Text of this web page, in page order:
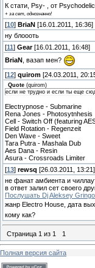
К стати, Psy- , от
+ за сет, однозначно!
[10] BriaN [16.01.2011, 16:36]
ну блоооть
[11 ] Gear[16.01.2011, 16:48]
BriaN , вазап мен?
[12] quirom [24.03.2011,
Quote (quirom)
если не трудно и если ты еще
Electrypnose - Submarine
Rena Jones - Photosytnhesis
Cell - Switch Off (featuring
Field Rotation - Regenzeit
Den Wave - Sweet
Tara Putra - Mashala Dub
Aes Dana - Resin
Asura - Crossroads Limiter
[13] rewsq [26.03.2011, 13:21]
не фанат амбиента и
в ответ залил сет своего
Послушать Dj Aleksey
жанр Electro House, дата
кому как?
Страница 1 из 1 1
Полная версия сайта